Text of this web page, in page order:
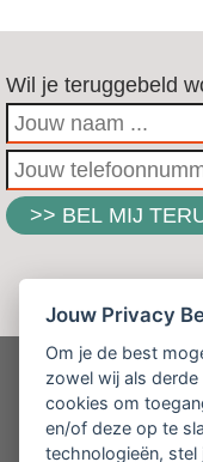
Wil je teruggebeld
Kerklaan
Jouw Privacy
Om je de best
zowel wij als
cookies om
en/of deze op te
technologieën, stel